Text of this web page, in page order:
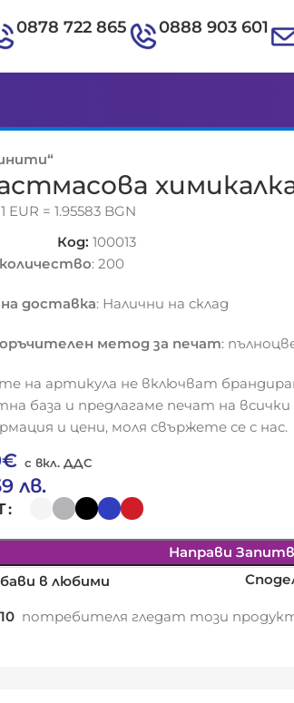
0878 722 865 0888 903 601
EUR = 1.95583 BGN
Код: 100013
: 200
доставка: Налични на склад
метод за печат:
на артикула не включват
база и предлагаме печат на
и цени, моля свържете се с нас.
€
лв.
Направи
в любими
10 потребителя гледат този